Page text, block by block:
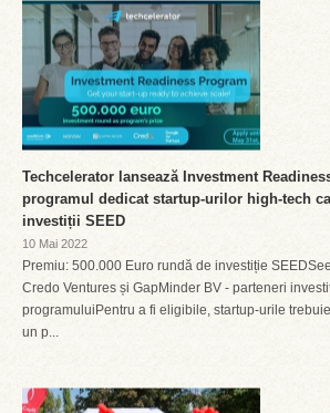
Techcelerator lansează Investment
programul dedicat startup-urilor high-tech
investiții SEED
10 Mai 2022
Premiu: 500.000 Euro rundă de investiție
Credo Ventures și GapMinder BV - parteneri
programuluiPentru a fi eligibile, startup-urile
un p...